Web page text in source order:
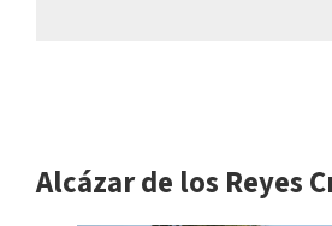
Alcázar de los Reyes